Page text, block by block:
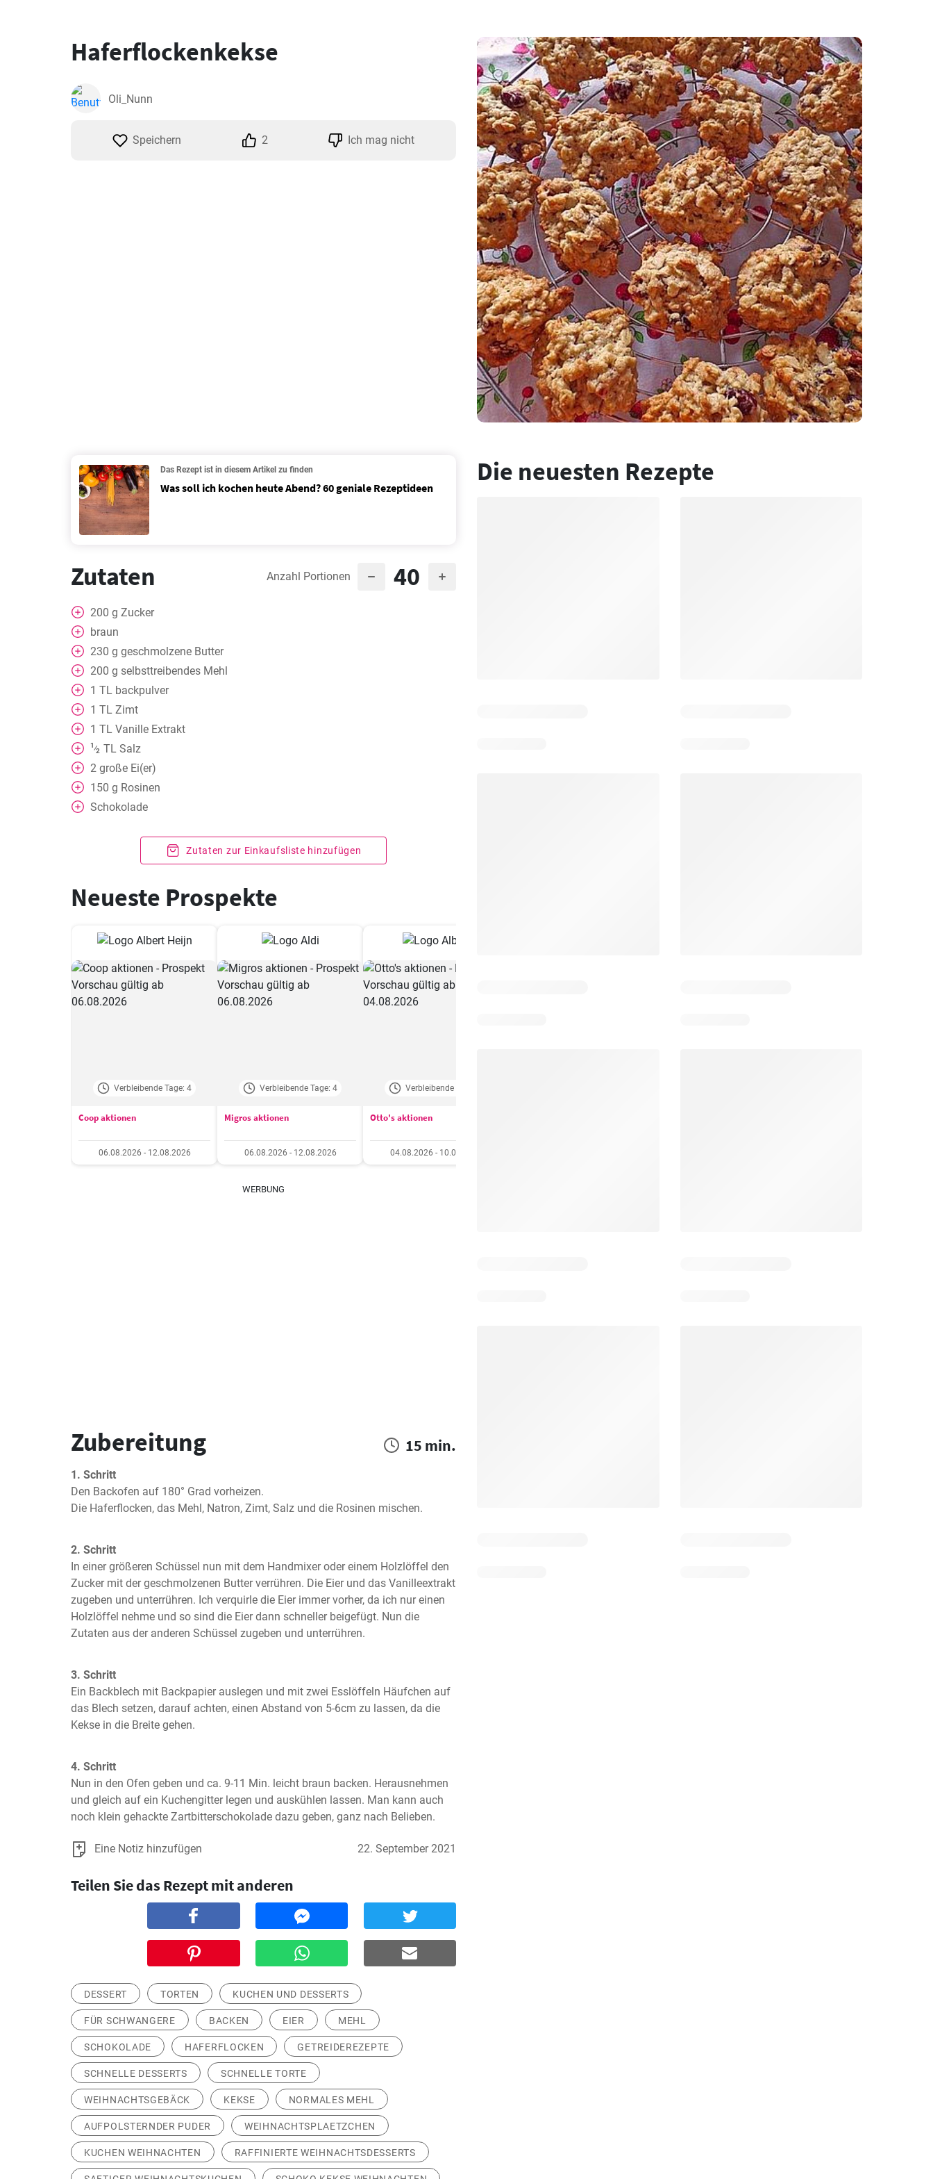
Haferflockenkekse
Oli_Nunn
Speichern 2 Ich mag nicht
Das Rezept ist in diesem Artikel zu finden
Was soll ich kochen heute Abend? 60 geniale Rezeptideen
Zutaten Anzahl Portionen 40
200 g Zucker
braun
230 g geschmolzene Butter
200 g selbsttreibendes Mehl
1 TL backpulver
1 TL Zimt
1 TL Vanille Extrakt
1⁄2 TL Salz
2 große Ei(er)
150 g Rosinen
Schokolade
Zutaten zur Einkaufsliste hinzufügen
Neueste Prospekte
Verbleibende Tage: 4
Coop aktionen
06.08.2026 - 12.08.2026
Verbleibende Tage: 4
Migros aktionen
06.08.2026 - 12.08.2026
Verbleibende Tage: 2
Otto's aktionen
04.08.2026 - 10.08.2026
WERBUNG
Zubereitung 15 min.
1. Schritt
Den Backofen auf 180° Grad vorheizen.
Die Haferflocken, das Mehl, Natron, Zimt, Salz und die Rosinen mischen.
2. Schritt
In einer größeren Schüssel nun mit dem Handmixer oder einem Holzlöffel den
Zucker mit der geschmolzenen Butter verrühren. Die Eier und das Vanilleextrakt
zugeben und unterrühren. Ich verquirle die Eier immer vorher, da ich nur einen
Holzlöffel nehme und so sind die Eier dann schneller beigefügt. Nun die
Zutaten aus der anderen Schüssel zugeben und unterrühren.
3. Schritt
Ein Backblech mit Backpapier auslegen und mit zwei Esslöffeln Häufchen auf
das Blech setzen, darauf achten, einen Abstand von 5-6cm zu lassen, da die
Kekse in die Breite gehen.
4. Schritt
Nun in den Ofen geben und ca. 9-11 Min. leicht braun backen. Herausnehmen
und gleich auf ein Kuchengitter legen und auskühlen lassen. Man kann auch
noch klein gehackte Zartbitterschokolade dazu geben, ganz nach Belieben.
Eine Notiz hinzufügen 22. September 2021
Teilen Sie das Rezept mit anderen
DESSERT TORTEN KUCHEN UND DESSERTS
FÜR SCHWANGERE BACKEN EIER MEHL
SCHOKOLADE HAFERFLOCKEN GETREIDEREZEPTE
SCHNELLE DESSERTS SCHNELLE TORTE
WEIHNACHTSGEBÄCK KEKSE NORMALES MEHL
AUFPOLSTERNDER PUDER WEIHNACHTSPLAETZCHEN
KUCHEN WEIHNACHTEN RAFFINIERTE WEIHNACHTSDESSERTS
Die neuesten Rezepte